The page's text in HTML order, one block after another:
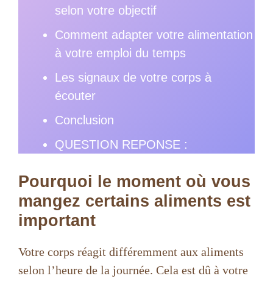
selon votre objectif
Comment adapter votre alimentation
à votre emploi du temps
Les signaux de votre corps à
écouter
Conclusion
QUESTION REPONSE :
Pourquoi le moment où vous
mangez certains aliments est
important
Votre corps réagit différemment aux aliments
selon l’heure de la journée. Cela est dû à votre